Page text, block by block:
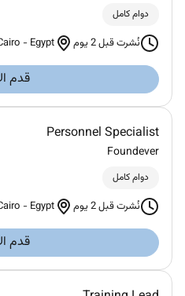
دوام كامل
نُشرت قبل 2 يوم - Egypt
قدم
Personnel Specialist
Foundever
دوام كامل
نُشرت قبل 2 يوم - Egypt
قدم